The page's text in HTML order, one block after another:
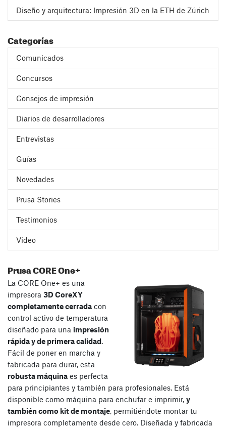
Diseño y arquitectura: Impresión 3D en la ETH de Zúrich
Categorías
Comunicados
Concursos
Consejos de impresión
Diarios de desarrolladores
Entrevistas
Guías
Novedades
Prusa Stories
Testimonios
Video
Prusa CORE One+
La CORE One+ es una
impresora 3D CoreXY
completamente cerrada con
control activo de temperatura
diseñado para una impresión
rápida y de primera calidad.
Fácil de poner en marcha y
fabricada para durar, esta
robusta máquina es perfecta
para principiantes y también para profesionales. Está
disponible como máquina para enchufar e imprimir, y
también como kit de montaje, permitiéndote montar tu
impresora completamente desde cero. Diseñada y fabricada